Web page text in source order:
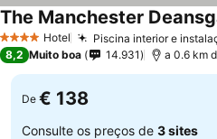
4 EstrelasHotel Piscina interior e
The Manchester
8,2 Muito boa 14.931 a 0.6 km
De € 138
Consulte os preços de 3 sites